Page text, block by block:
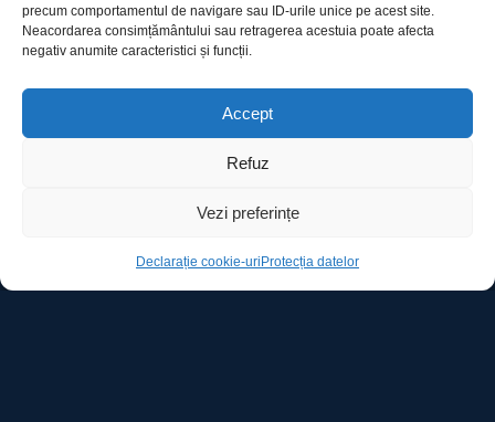
precum comportamentul de navigare sau ID-urile unice pe acest site.
Neacordarea consimțământului sau retragerea acestuia poate afecta
negativ anumite caracteristici și funcții.
Accept
Refuz
Vezi preferințe
Declarație cookie-uri Protecția datelor
Utile
Declarație cookie-uri
Contact
Ro Image SRL
Strada Mihai Eminescu, nr. 142, et.7, ap. 23,